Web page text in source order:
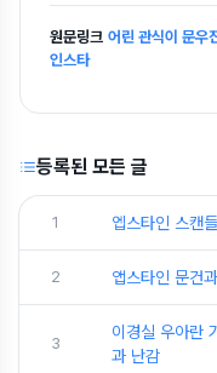
원문링크 어린 관식이 문우
인스타
등록된 모든 글
1 엡스타인 스캔
2 앱스타인 문건
3
이경실 우아란
과 난감